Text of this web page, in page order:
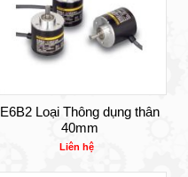
E6B2 Loại Thông dụng thân
40mm
Liên hệ